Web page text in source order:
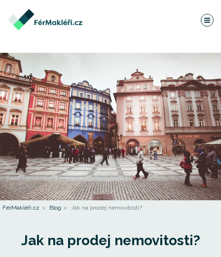
FérMakléři.cz Blog Jak na prodej nemovitosti?
Jak na prodej nemovitosti?